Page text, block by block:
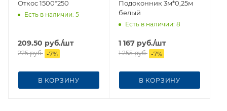
Откос 1500*250
Есть в наличии: 5
209.50 руб./шт
225руб. -7%
В КОРЗИНУ
Подоконник 3м*0,25м
белый
Есть в наличии: 8
1 167 руб./шт
1 255руб. -7%
В КОРЗИНУ